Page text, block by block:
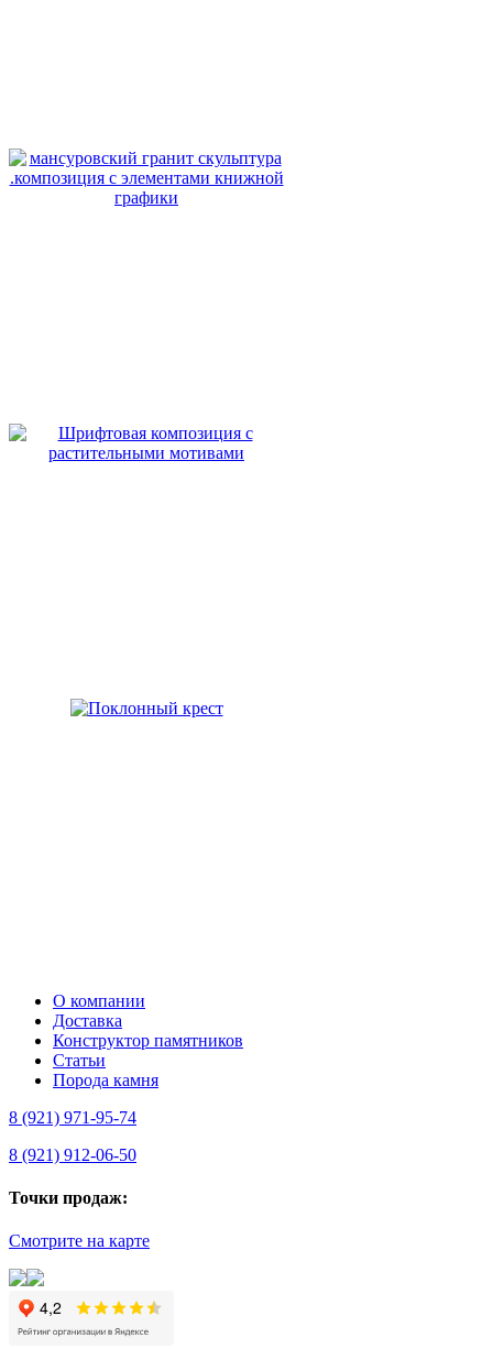
О компании
Доставка
Конструктор памятников
Статьи
Порода камня
8 (921) 971-95-74
8 (921) 912-06-50
Точки продаж:
Смотрите на карте